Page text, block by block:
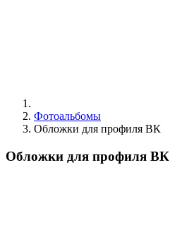
Фотоальбомы
Обложки для профиля ВК
Обложки для профиля ВК